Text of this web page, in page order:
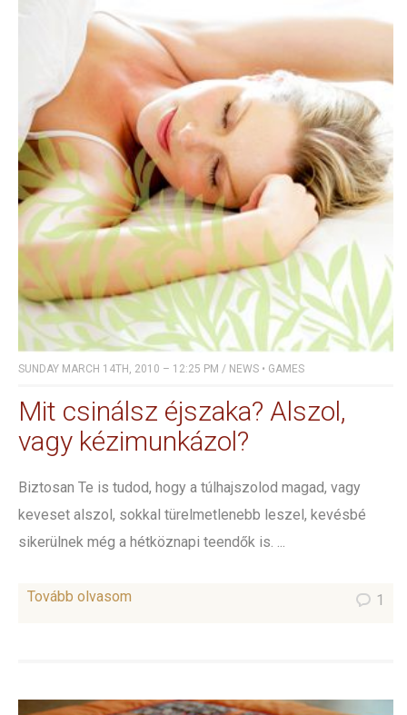
SUNDAY MARCH 14TH, 2010 – 12:25 PM / NEWS • GAMES
Mit csinálsz éjszaka? Alszol,
vagy kézimunkázol?
Biztosan Te is tudod, hogy a túlhajszolod magad, vagy
keveset alszol, sokkal türelmetlenebb leszel, kevésbé
sikerülnek még a hétköznapi teendők is. ...
Tovább olvasom 1